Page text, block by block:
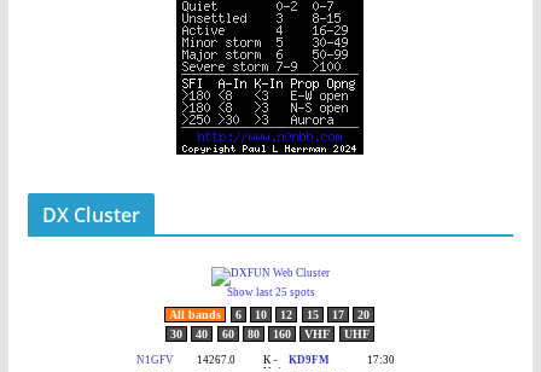
DX Cluster